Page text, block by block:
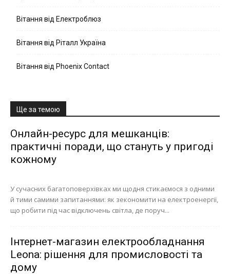
Вітання від Електроблюз
Вітання від Ріталл Україна
Вітання від Phoenix Contact
Ще за темою
Онлайн-ресурс для мешканців:
практичні поради, що стануть у пригоді
кожному
У сучасних багатоповерхівках ми щодня стикаємося з одними
й тими самими запитаннями: як зекономити на електроенергії,
що робити під час відключень світла, де поруч...
Інтернет-магазин електрообладнання
Leona: рішення для промисловості та
дому